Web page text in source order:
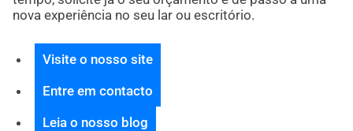
nova experiência no seu lar ou escritório.
Visite o nosso site
Entre em contacto
Leia o nosso blog